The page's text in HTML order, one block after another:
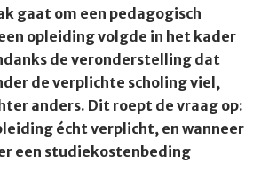
gaat om een pedagogisch
opleiding volgde in het kader
de veronderstelling dat
de verplichte scholing viel,
anders. Dit roept de vraag op:
écht verplicht, en wanneer
een studiekostenbeding